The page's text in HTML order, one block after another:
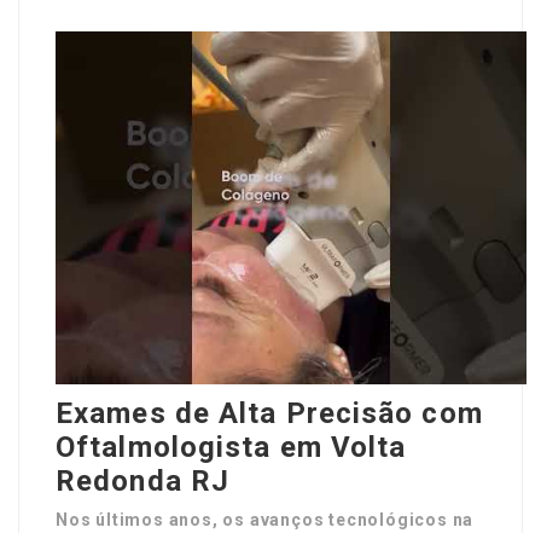
Exames de Alta Precisão com
Oftalmologista em Volta
Redonda RJ
Nos últimos anos, os avanços tecnológicos na